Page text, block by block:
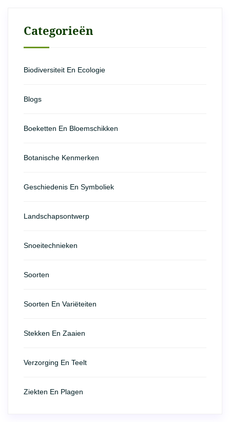
Categorieën
Biodiversiteit En Ecologie
Blogs
Boeketten En Bloemschikken
Botanische Kenmerken
Geschiedenis En Symboliek
Landschapsontwerp
Snoeitechnieken
Soorten
Soorten En Variëteiten
Stekken En Zaaien
Verzorging En Teelt
Ziekten En Plagen